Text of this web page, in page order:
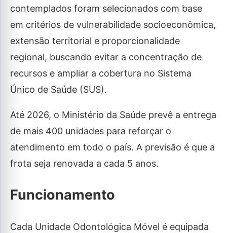
contemplados foram selecionados com base
em critérios de vulnerabilidade socioeconômica,
extensão territorial e proporcionalidade
regional, buscando evitar a concentração de
recursos e ampliar a cobertura no Sistema
Único de Saúde (SUS).
Até 2026, o Ministério da Saúde prevê a entrega
de mais 400 unidades para reforçar o
atendimento em todo o país. A previsão é que a
frota seja renovada a cada 5 anos.
Funcionamento
Cada Unidade Odontológica Móvel é equipada